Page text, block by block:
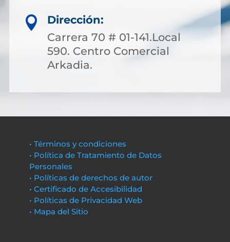

Dirección:
Carrera 70 # 01-141.Local
590. Centro Comercial
Arkadia.
• Términos y condiciones
• Política de Tratamiento de Datos
Personales
• Políticas de derechos de autor
• Certificado de Accesibilidad
• Políticas de Privacidad Web
• Mapa del Sitio